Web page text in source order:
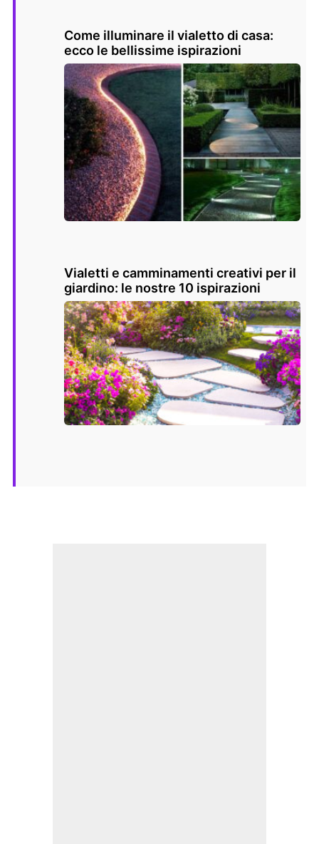
Come illuminare il vialetto di casa:
ecco le bellissime ispirazioni
Vialetti e camminamenti creativi per il
giardino: le nostre 10 ispirazioni